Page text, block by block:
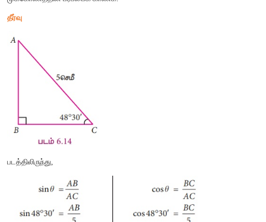
இன்
(i) sin θ = 0.9858 (ii) cos θ = 0.7656
(i) sin θ = 0.9858 = 0.9857 + 0.0001